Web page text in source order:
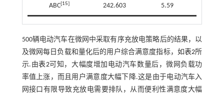
ABC[15] 242.603 5.59
500辆电动汽车在微网中采取有序充放电策略后的结果，以
及微网每日负载和量化后的用户综合满意度指标，如表2所
示.由表2可知，大幅度增加电动汽车数量后，微网负载功
率值上涨，而且用户满意度大幅下降.这是由于电动汽车入
网接口有限导致充放电需要排队，从而便利性满意度大幅